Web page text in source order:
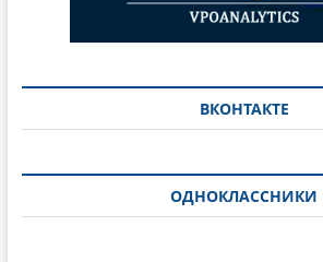
ВКОНТАКТЕ
ОДНОКЛАССНИКИ